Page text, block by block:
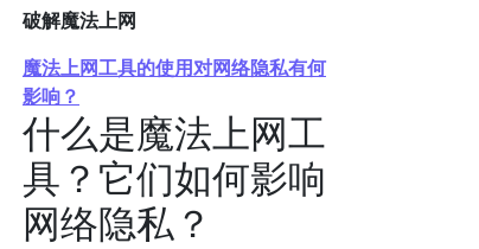
破解魔法上网
魔法上网工具的使用对网络隐私有何
影响？
什么是魔法上网工
具？它们如何影响
网络隐私？